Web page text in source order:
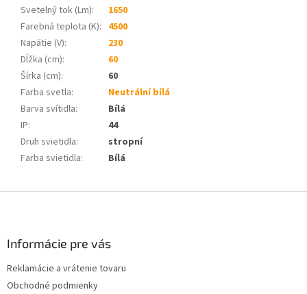
Svetelný tok (Lm):
1650
Farebná teplota (K): 4500
Napätie (V):
230
Dĺžka (cm):
60
Šírka (cm):
60
Farba svetla:
Neutrální bílá
Barva svítidla:
Bílá
IP:
44
Druh svietidla:
stropní
Farba svietidla: Bílá
Informácie pre vás
Reklamácie a vrátenie tovaru
Obchodné podmienky